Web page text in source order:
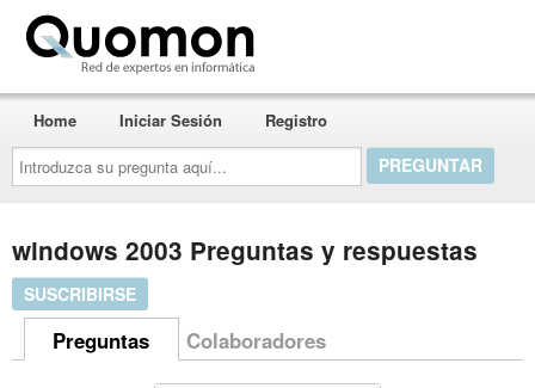
Introduzca
su
pregunta
aquí...
Home Iniciar Sesión Registro
windows 2003 Preguntas y respuestas
SUSCRIBIRSE
Preguntas Colaboradores